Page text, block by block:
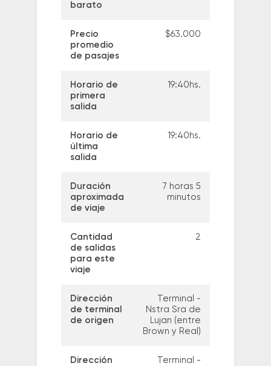
barato
Precio
promedio
de pasajes
$63.000
Horario de
primera
salida
19:40hs.
Horario de
última
salida
19:40hs.
Duración
aproximada
de viaje
7 horas 5
minutos
Cantidad
de salidas
para este
viaje
2
Dirección
de terminal
de origen
Terminal -
Nstra Sra de
Lujan (entre
Brown y Real)
Dirección
Terminal -